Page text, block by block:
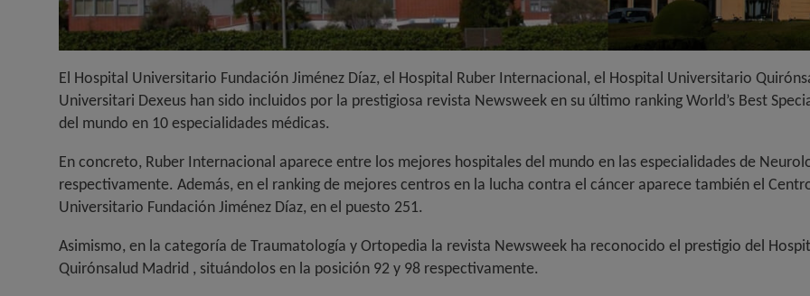
El Hospital Universitario Fundación Jiménez Díaz, el Hospital Ruber Internacional, el Hospital Universitario
Universitari Dexeus han sido incluidos por la prestigiosa revista Newsweek en su último ranking World’s Best
del mundo en 10 especialidades médicas.
En concreto, Ruber Internacional aparece entre los mejores hospitales del mundo en las especialidades de
respectivamente. Además, en el ranking de mejores centros en la lucha contra el cáncer aparece también el
Universitario Fundación Jiménez Díaz, en el puesto 251.
Asimismo, en la categoría de Traumatología y Ortopedia la revista Newsweek ha reconocido el prestigio del
Quirónsalud Madrid , situándolos en la posición 92 y 98 respectivamente.